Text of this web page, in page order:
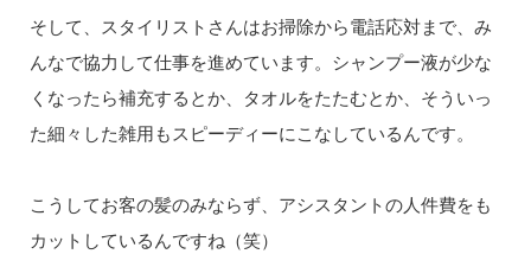
そして、スタイリストさんはお掃除から電話応対まで、み
んなで協力して仕事を進めています。シャンプー液が少な
くなったら補充するとか、タオルをたたむとか、そういっ
た細々した雑用もスピーディーにこなしているんです。
こうしてお客の髪のみならず、アシスタントの人件費をも
カットしているんですね（笑）